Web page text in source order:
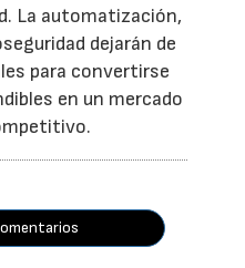
La automatización,
dejarán de
para convertirse
en un mercado